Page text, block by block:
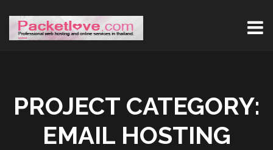
PROJECT CATEGORY:
EMAIL HOSTING